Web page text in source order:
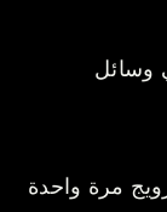
وسائل
مرة واحدة